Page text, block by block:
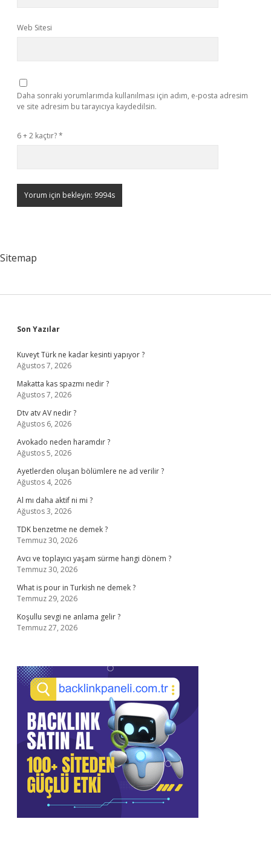
Web Sitesi
Daha sonraki yorumlarımda kullanılması için adım, e-posta adresim
ve site adresim bu tarayıcıya kaydedilsin.
6 + 2 kaçtır?*
Sitemap
Sidebar
Son Yazılar
Kuveyt Türk ne kadar kesinti yapıyor ?
Ağustos 7, 2026
Makatta kas spazmı nedir ?
Ağustos 7, 2026
Dtv atv AV nedir ?
Ağustos 6, 2026
Avokado neden haramdır ?
Ağustos 5, 2026
Ayetlerden oluşan bölümlere ne ad verilir ?
Ağustos 4, 2026
Al mı daha aktif ni mi ?
Ağustos 3, 2026
TDK benzetme ne demek ?
Temmuz 30, 2026
Avcı ve toplayıcı yaşam sürme hangi dönem ?
Temmuz 30, 2026
What is pour in Turkish ne demek ?
Temmuz 29, 2026
Koşullu sevgi ne anlama gelir ?
Temmuz 27, 2026